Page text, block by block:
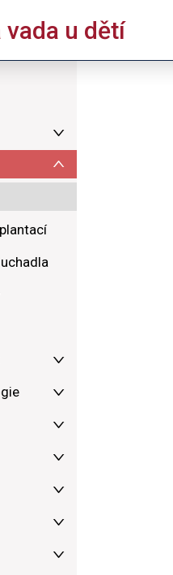
vada u dětí